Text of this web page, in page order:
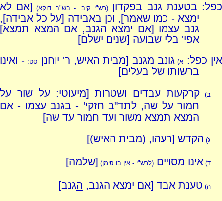
כפל: בטענת גנב בפקדון (רש"י קיב. - בש"ח דוקא) [אם לא
ימצא - כמו שאמר], וכן באבידה [על כל אבידה],
גנב עצמו [אם ימצא הגנב, אם המצא תמצא]
אפי' בלי שבועה [שנים ישלם]
אין כפל: א) גונב מגנב [מבית האיש, ר' יוחנן סט: - ואינו
ברשותו של בעלים]
ב) קרקעות עבדים ושטרות [מיעוטי: על שור על
חמור על שה, לתד"ב חזקי' - בגנב עצמו - אם
המצא תמצא משור ועד חמור עד שה]
ג) הקדש [רעהו, (מבית האיש)]
ד)אינו מסויים(לרש"י - אין בו סימן) [שלמה]
ה) טענת אבד [אם ימצא הגנב, הגנב]